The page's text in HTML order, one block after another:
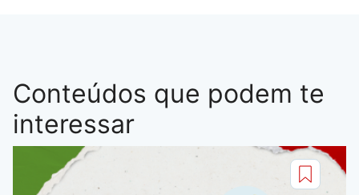
Conteúdos que podem te
interessar